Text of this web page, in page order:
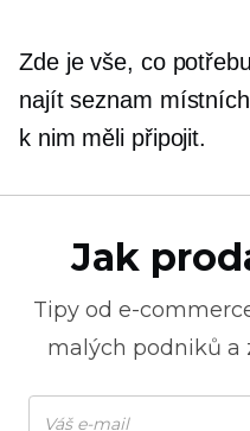
Zde je vše, co
najít seznam
k nim měli připojit.
Jak
Tipy od e-
malých podniků a